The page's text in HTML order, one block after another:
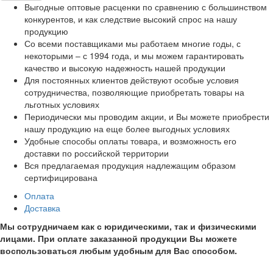
Выгодные оптовые расценки по сравнению с большинством
конкурентов, и как следствие высокий спрос на нашу
продукцию
Со всеми поставщиками мы работаем многие годы, с
некоторыми – с 1994 года, и мы можем гарантировать
качество и высокую надежность нашей продукции
Для постоянных клиентов действуют особые условия
сотрудничества, позволяющие приобретать товары на
льготных условиях
Периодически мы проводим акции, и Вы можете приобрести
нашу продукцию на еще более выгодных условиях
Удобные способы оплаты товара, и возможность его
доставки по российской территории
Вся предлагаемая продукция надлежащим образом
сертифицирована
Оплата
Доставка
Мы сотрудничаем как с юридическими, так и физическими
лицами. При оплате заказанной продукции Вы можете
воспользоваться любым удобным для Вас способом.